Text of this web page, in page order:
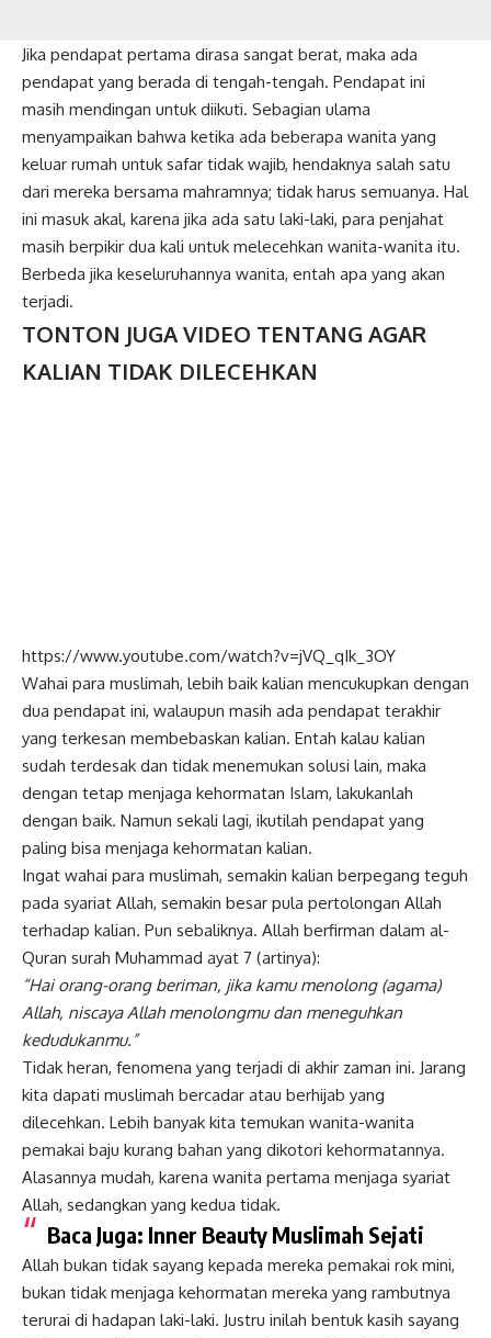
Jika pendapat pertama dirasa sangat berat, maka ada
pendapat yang berada di tengah-tengah. Pendapat ini
masih mendingan untuk diikuti. Sebagian ulama
menyampaikan bahwa ketika ada beberapa wanita yang
keluar rumah untuk safar tidak wajib, hendaknya salah satu
dari mereka bersama mahramnya; tidak harus semuanya. Hal
ini masuk akal, karena jika ada satu laki-laki, para penjahat
masih berpikir dua kali untuk melecehkan wanita-wanita itu.
Berbeda jika keseluruhannya wanita, entah apa yang akan
terjadi.
TONTON JUGA VIDEO TENTANG AGAR
KALIAN TIDAK DILECEHKAN
https://www.youtube.com/watch?v=jVQ_qIk_3OY
Wahai para muslimah, lebih baik kalian mencukupkan dengan
dua pendapat ini, walaupun masih ada pendapat terakhir
yang terkesan membebaskan kalian. Entah kalau kalian
sudah terdesak dan tidak menemukan solusi lain, maka
dengan tetap menjaga kehormatan Islam, lakukanlah
dengan baik. Namun sekali lagi, ikutilah pendapat yang
paling bisa menjaga kehormatan kalian.
Ingat wahai para muslimah, semakin kalian berpegang teguh
pada syariat Allah, semakin besar pula pertolongan Allah
terhadap kalian. Pun sebaliknya. Allah berfirman dalam al-
Quran surah Muhammad ayat 7 (artinya):
“Hai orang-orang beriman, jika kamu menolong (agama)
Allah, niscaya Allah menolongmu dan meneguhkan
kedudukanmu.”
Tidak heran, fenomena yang terjadi di akhir zaman ini. Jarang
kita dapati muslimah bercadar atau berhijab yang
dilecehkan. Lebih banyak kita temukan wanita-wanita
pemakai baju kurang bahan yang dikotori kehormatannya.
Alasannya mudah, karena wanita pertama menjaga syariat
Allah, sedangkan yang kedua tidak.
Baca Juga: Inner Beauty Muslimah Sejati
Allah bukan tidak sayang kepada mereka pemakai rok mini,
bukan tidak menjaga kehormatan mereka yang rambutnya
terurai di hadapan laki-laki. Justru inilah bentuk kasih sayang